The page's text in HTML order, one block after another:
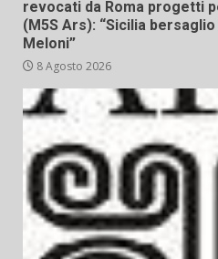
revocati da Roma progetti
(M5S Ars): “Sicilia
Meloni”
8 Agosto 2026